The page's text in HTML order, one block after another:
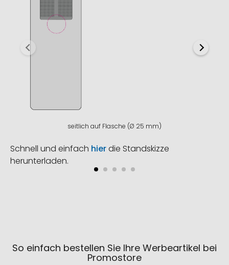
seitlich auf Flasche (Ø 25 mm)
Schnell und einfach hierdie Standskizze
herunterladen.
So einfach bestellen Sie Ihre Werbeartikel bei
Promostore